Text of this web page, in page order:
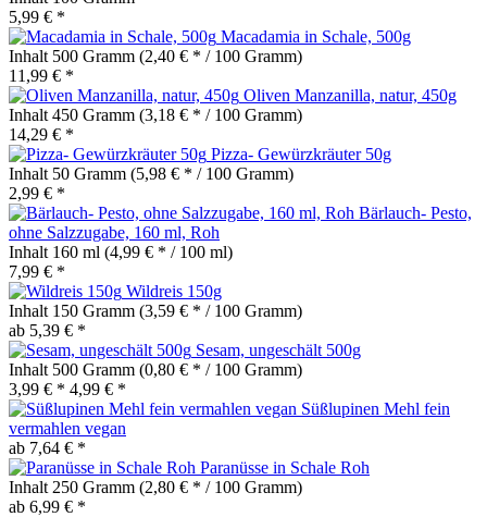
5,99 € *
Macadamia in Schale, 500g
Inhalt 500 Gramm (2,40 € * / 100 Gramm)
11,99 € *
Oliven Manzanilla, natur, 450g
Inhalt 450 Gramm (3,18 € * / 100 Gramm)
14,29 € *
Pizza- Gewürzkräuter 50g
Inhalt 50 Gramm (5,98 € * / 100 Gramm)
2,99 € *
Bärlauch- Pesto,
ohne Salzzugabe, 160 ml, Roh
Inhalt 160 ml (4,99 € * / 100 ml)
7,99 € *
Wildreis 150g
Inhalt 150 Gramm (3,59 € * / 100 Gramm)
ab 5,39 € *
Sesam, ungeschält 500g
Inhalt 500 Gramm (0,80 € * / 100 Gramm)
3,99 € * 4,99 € *
Süßlupinen Mehl fein
vermahlen vegan
ab 7,64 € *
Paranüsse in Schale Roh
Inhalt 250 Gramm (2,80 € * / 100 Gramm)
ab 6,99 € *